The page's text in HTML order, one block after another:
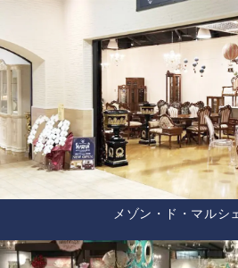
メゾン・ド・マルシ